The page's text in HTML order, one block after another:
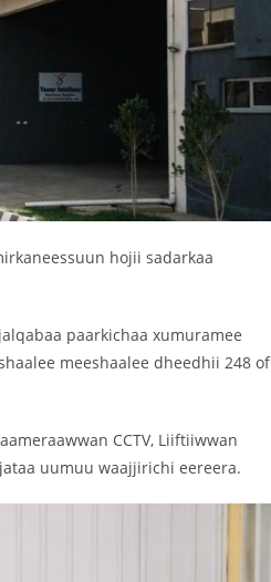
hojii sadarkaa
paarkichaa xumuramee
meeshaalee dheedhii 248 of
CCTV, Liiftiiwwan
uumuu waajjirichi eereera.